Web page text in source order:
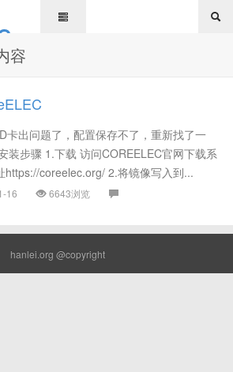
容
卡出问题了，配置保存不了，重新找了一
装步骤 1.下载 访问COREELEC官网下载系
https://coreelec.org/ 2.将镜像写入到...
16 6643浏览
hanlei.org @copyright